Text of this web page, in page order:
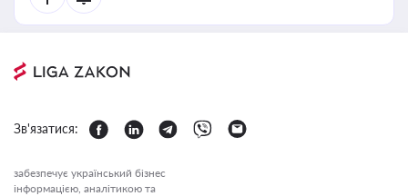
Зв'язатися:
забезпечує український бізнес
інформацією, аналітикою та